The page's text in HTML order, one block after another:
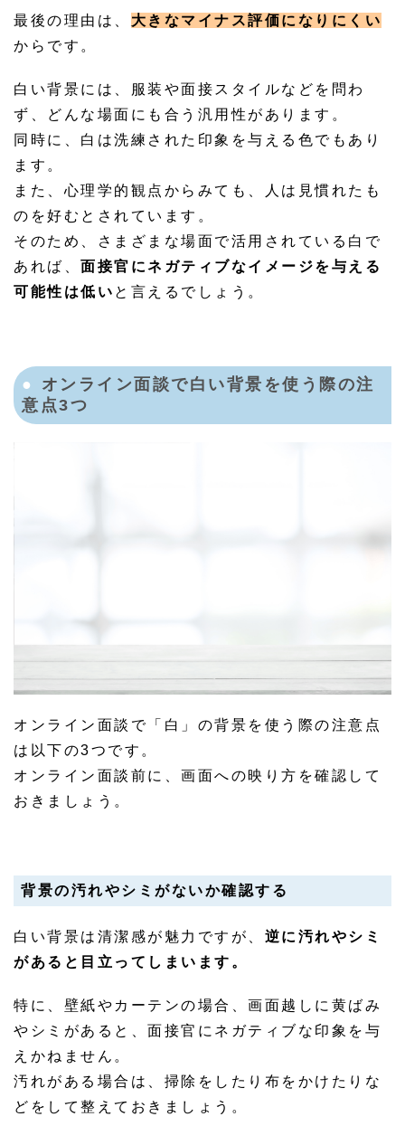
最後の理由は、 大きなマイナス評価になりにくい
からです。
白い背景には、服装や面接スタイルなどを問わ
ず、どんな場面にも合う汎用性があります。
同時に、白は洗練された印象を与える色でもあり
ます。
また、心理学的観点からみても、人は見慣れたも
のを好むとされています。
そのため、さまざまな場面で活用されている白で
あれば、 面接官にネガティブなイメージを与える
可能性は低い と言えるでしょう。
オンライン面談で白い背景を使う際の注
意点3つ
オンライン面談で「白」の背景を使う際の注意点
は以下の3つです。
オンライン面談前に、画面への映り方を確認して
おきましょう。
背景の汚れやシミがないか確認する
白い背景は清潔感が魅力ですが、 逆に汚れやシミ
があると目立ってしまいます。
特に、壁紙やカーテンの場合、画面越しに黄ばみ
やシミがあると、面接官にネガティブな印象を与
えかねません。
汚れがある場合は、掃除をしたり布をかけたりな
どをして整えておきましょう。